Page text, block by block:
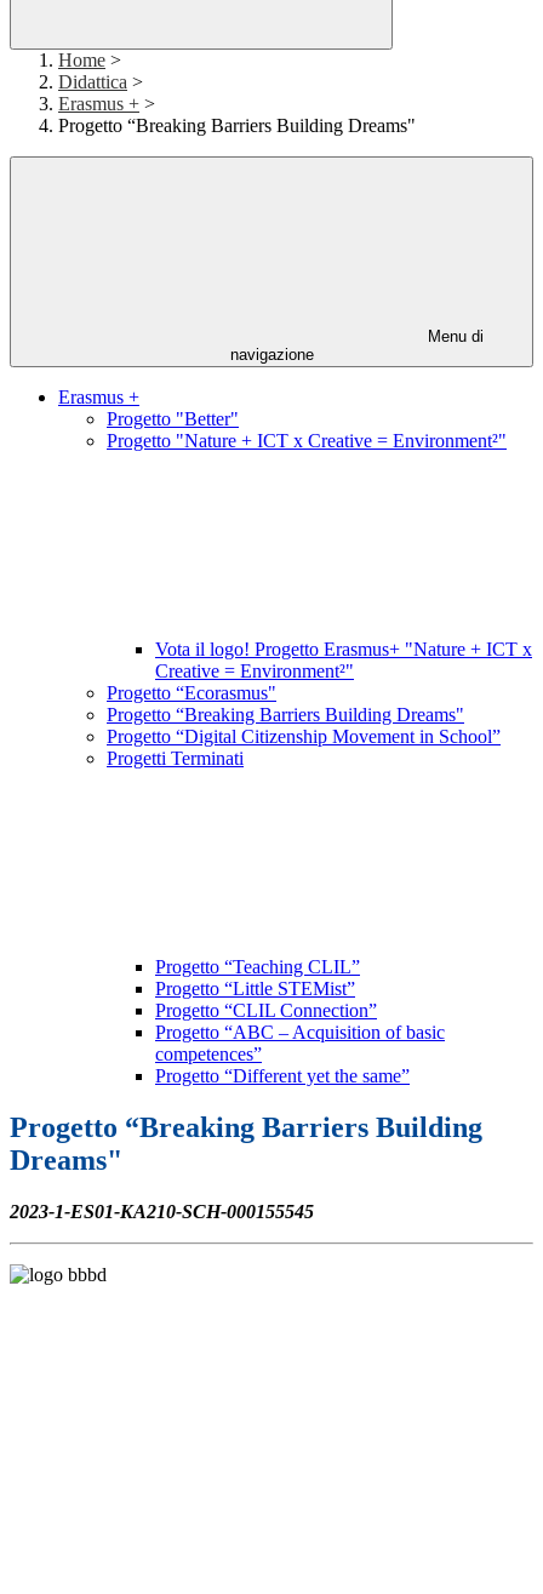
Home >
Didattica >
Erasmus + >
Progetto “Breaking Barriers Building Dreams"
Menu di
navigazione
Erasmus +
Progetto "Better"
Progetto "Nature + ICT x Creative = Environment²"
Vota il logo! Progetto Erasmus+ "Nature + ICT x
Creative = Environment²"
Progetto “Ecorasmus"
Progetto “Breaking Barriers Building Dreams"
Progetto “Digital Citizenship Movement in School”
Progetti Terminati
Progetto “Teaching CLIL”
Progetto “Little STEMist”
Progetto “CLIL Connection”
Progetto “ABC – Acquisition of basic
competences”
Progetto “Different yet the same”
Progetto “Breaking Barriers Building
Dreams"
2023-1-ES01-KA210-SCH-000155545